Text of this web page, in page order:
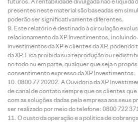
presentes neste material são baseadas em
poderão ser significativamente diferentes.
Este relatório é destinado à circulação
relacionamento da XP Investimentos, incluindo
investimentos da XP e clientes da XP, podendo
da XP. Fica proibida sua reprodução ou
no todo ou em parte, qualquer que seja o
consentimento expresso da XP Investimentos.
0800 77 20202. A Ouvidoria da XP
de canal de contato sempre que os clientes
com as soluções dadas pela empresa aos seus
ser realizado por meio do telefone: 0800 722
O custo da operação e a política de